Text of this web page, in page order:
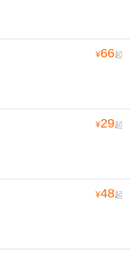
¥66起
¥29起
¥48起